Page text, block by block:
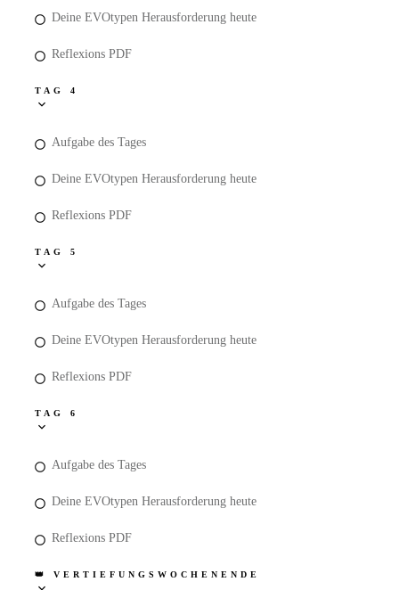
Deine EVOtypen Herausforderung heute
Reflexions PDF
TAG 4
Aufgabe des Tages
Deine EVOtypen Herausforderung heute
Reflexions PDF
TAG 5
Aufgabe des Tages
Deine EVOtypen Herausforderung heute
Reflexions PDF
TAG 6
Aufgabe des Tages
Deine EVOtypen Herausforderung heute
Reflexions PDF
👑 VERTIEFUNGSWOCHENENDE